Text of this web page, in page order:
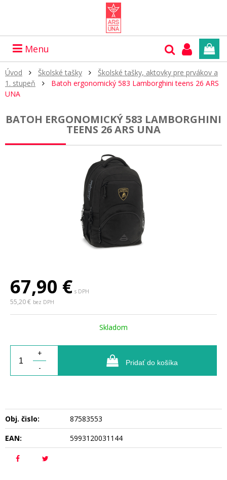
Menu
Úvod Školské tašky
Školské tašky, aktovky pre prvákov a
1. stupeň
Batoh ergonomický 583 Lamborghini teens 26 ARS
UNA
BATOH ERGONOMICKÝ 583 LAMBORGHINI
TEENS 26 ARS UNA
67,90 € s DPH
55,20 € bez DPH
Skladom
+
-
Pridať do košíka
Obj. čislo:
87583553
EAN:
5993120031144